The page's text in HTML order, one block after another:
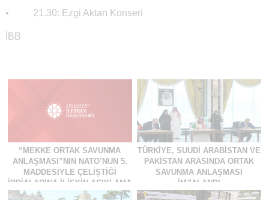
• 21.30: Ezgi Aktan Konseri
İBB
“MEKKE ORTAK SAVUNMA
ANLAŞMASI”NIN NATO’NUN 5.
MADDESIYLE ÇELIŞTIĞI
IDDIALARINA ILIŞKIN AÇIKLAMA
TÜRKIYE, SUUDI ARABISTAN VE
PAKISTAN ARASINDA ORTAK
SAVUNMA ANLAŞMASI
IMZALANDI